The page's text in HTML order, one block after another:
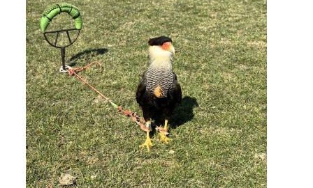
Základní škola, Zbraslav, okres Brno-venkov, příspěvková
organizace, IČ: 70994099
Komenského 280
Zbraslav
PSČ 664 84